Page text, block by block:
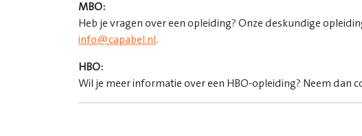
MBO:
Heb je vragen over een opleiding? Onze deskundige
info@capabel.nl .
HBO:
Wil je meer informatie over een HBO-opleiding? Neem dan